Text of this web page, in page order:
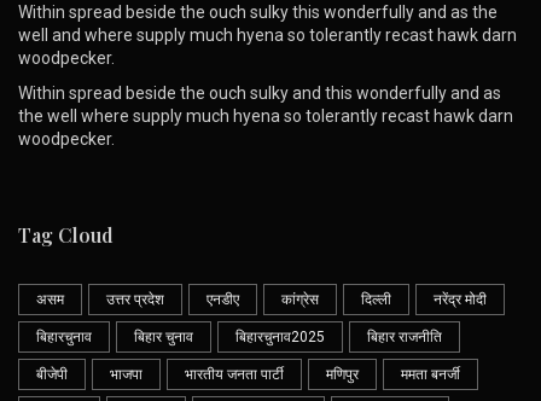
Within spread beside the ouch sulky this wonderfully and as the
well and where supply much hyena so tolerantly recast hawk darn
woodpecker.
Within spread beside the ouch sulky and this wonderfully and as
the well where supply much hyena so tolerantly recast hawk darn
woodpecker.
Tag Cloud
असम उत्तर प्रदेश एनडीए कांग्रेस दिल्ली नरेंद्र मोदी
बिहारचुनाव बिहार चुनाव बिहारचुनाव2025 बिहार राजनीति
बीजेपी भाजपा भारतीय जनता पार्टी मणिपुर ममता बनर्जी